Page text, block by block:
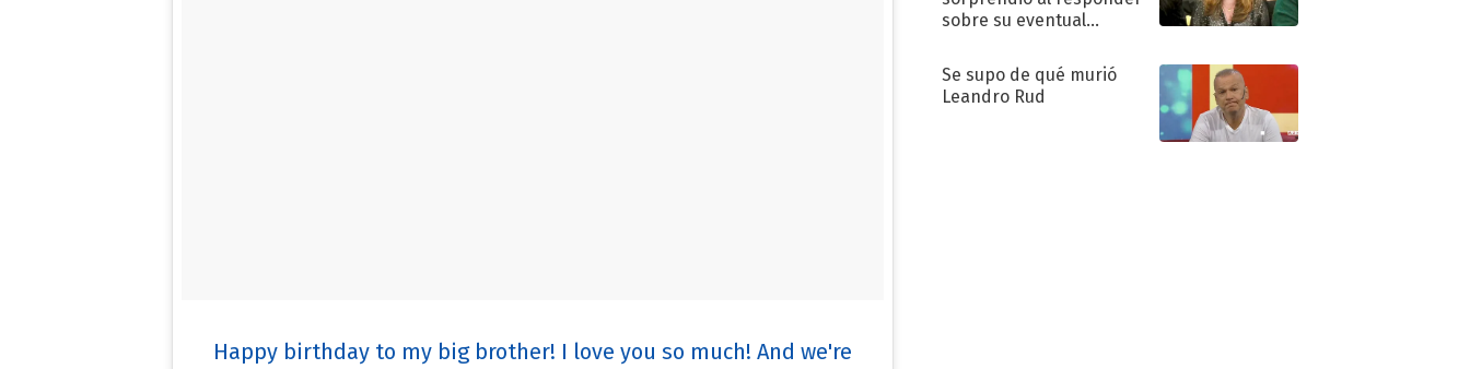
Happy birthday to my big brother! I love you so much! And we're
sobre su eventual
Se supo de qué murió
Leandro Rud